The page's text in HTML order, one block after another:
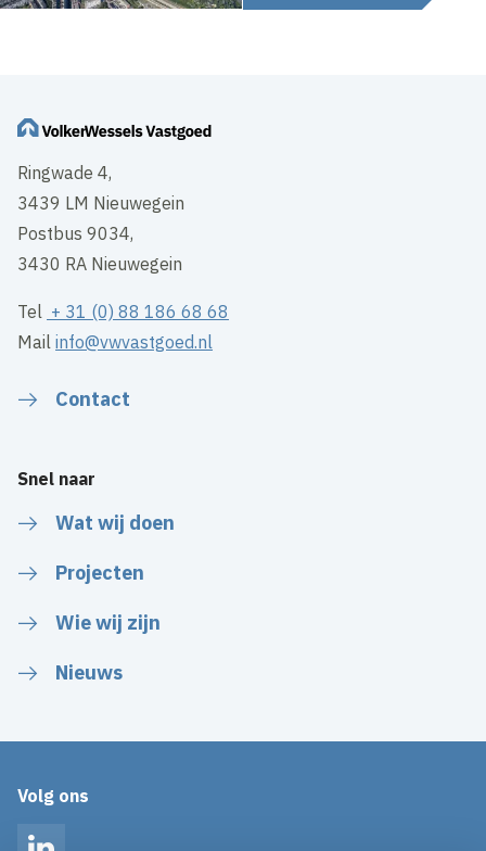
Ringwade 4,
3439 LM Nieuwegein
Postbus 9034,
3430 RA Nieuwegein
Tel + 31 (0) 88 186 68 68
Mailinfo@vwvastgoed.nl
Contact
Snel naar
Wat wij doen
Projecten
Wie wij zijn
Nieuws
Volg ons